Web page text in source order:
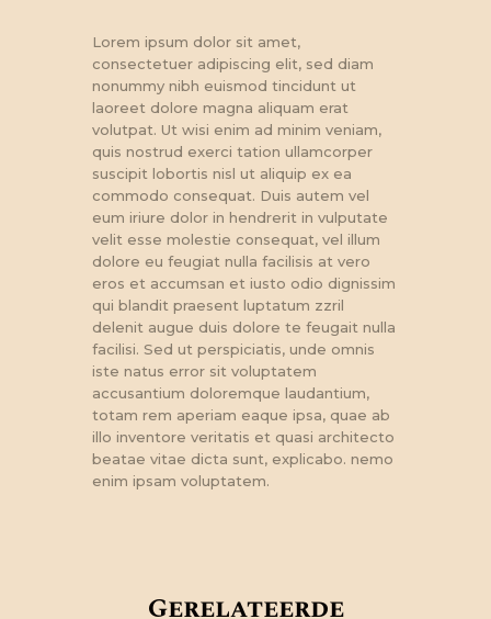
Lorem ipsum dolor sit amet,
consectetuer adipiscing elit, sed diam
nonummy nibh euismod tincidunt ut
laoreet dolore magna aliquam erat
volutpat. Ut wisi enim ad minim veniam,
quis nostrud exerci tation ullamcorper
suscipit lobortis nisl ut aliquip ex ea
commodo consequat. Duis autem vel
eum iriure dolor in hendrerit in vulputate
velit esse molestie consequat, vel illum
dolore eu feugiat nulla facilisis at vero
eros et accumsan et iusto odio dignissim
qui blandit praesent luptatum zzril
delenit augue duis dolore te feugait nulla
facilisi. Sed ut perspiciatis, unde omnis
iste natus error sit voluptatem
accusantium doloremque laudantium,
totam rem aperiam eaque ipsa, quae ab
illo inventore veritatis et quasi architecto
beatae vitae dicta sunt, explicabo. nemo
enim ipsam voluptatem.
Gerelateerde